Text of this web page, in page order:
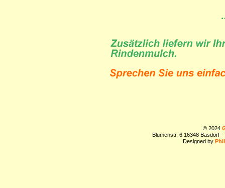
© 2024
Blumenstr. 6 16348 Basdorf
Designed by